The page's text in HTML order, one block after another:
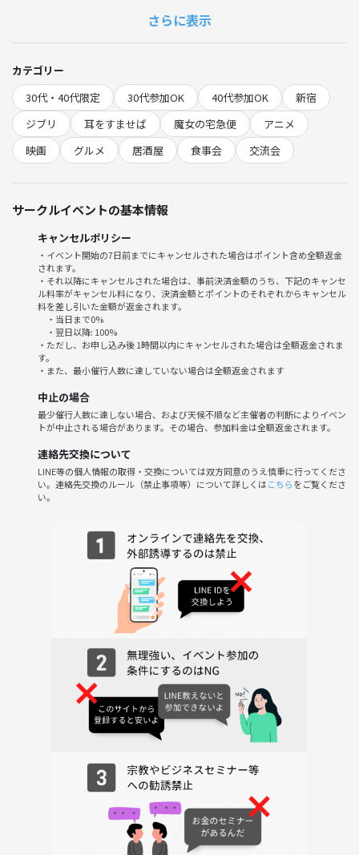
かまくら個室ビストロ KAMAKURA 新宿店
【料金】
サイトに支払うイベント参加費５００円＋当日はアラカルトで注文する
予定なので、現地で割り勘となります(ドリンク代など明らかに金額に
差が出る場合は、多く飲んだ方から多めに頂く場合があります。)
ます)
一通り全種類１品ずつ注文してみても良いかなと思っていますが、皆で
当日に決めましょう♪
メニュー例；
●天空少女が作る特製シチュー 〜思い出の目玉焼きトースト〜 1380
● 神隠しの屋台特製謎のプルプル 880円
● もののけ干し肉のカルボナーラ 1380円
●魔女タクのチョコレートケーキ 1180円
他、コラボ以外のメニューで
・燃えるハンバーグ
・肉汁！！サルシッチャソーセージ
が美味しいと人気のようなので、注文するのもありだと思います★
割り勘予想は５０００円程度。
※二次会は予定していません。
主催は次の日早朝から仕事なので帰宅させて頂きますm(__)m
・参加できなくなった場合は必ずつなげーとの「チケット画面から」キ
ャンセルをしてください。メッセージでの連絡は不要です
・少人数のイベントですので、直前のキャンセルはお控えください。
※途中退席・途中参加 歓迎
※席替えはありません。
※終わり時間は状況によります。
■ 下記了承の上ご参加ください
※なんらかの理由で入店できない場合は付近で入れるお店での食事会に
※営業、勧誘、ナンパ、迷惑行為がある場合はつなげーとに報告の上、
今後のイベント参加が不可となります。
さらに表示
カテゴリー
30代・40代限定
30代参加OK 40代参加OK
新宿
ジブリ
耳をすませば 魔女の宅急便
アニメ
映画
グルメ 居酒屋 食事会 交流会
サークルイベントの基本情報
キャンセルポリシー
・イベント開始の7日前までにキャンセルされた場合はポイント含め全額返金
されます。
・それ以降にキャンセルされた場合は、事前決済金額のうち、下記のキャンセ
ル料率がキャンセル料になり、決済金額とポイントのそれぞれからキャンセル
料を差し引いた金額が返金されます。
・当日まで0%
・翌日以降: 100%
・ただし、お申し込み後 1時間以内にキャンセルされた場合は全額返金されま
す。
・また、最小催行人数に達していない場合は全額返金されます
中止の場合
最少催行人数に達しない場合、および天候不順など主催者の判断によりイベン
トが中止される場合があります。その場合、参加料金は全額返金されます。
連絡先交換について
LINE等の個人情報の取得・交換については双方同意のうえ慎重に行ってくださ
い。連絡先交換のルール（禁止事項等）について詳しくはこちらをご覧くださ
い。